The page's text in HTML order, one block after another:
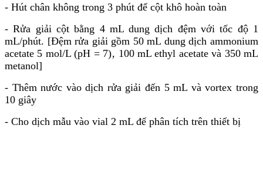
- Hút chân không trong 3 phút để cột khô hoàn toàn
- Rửa giải cột bằng 4 mL dung dịch đệm với tốc độ 1
mL/phút. [Đệm rửa giải gồm 50 mL dung dịch ammonium
acetate 5 mol/L (pH = 7)‚ 100 mLethyl acetatevà 350 mL
metanol]
- Thêm nước vào dịch rửa giải đến 5 mL và vortex trong
10 giây
- Cho dịch mẫu vào vial 2 mL để phân tích trên thiết bị